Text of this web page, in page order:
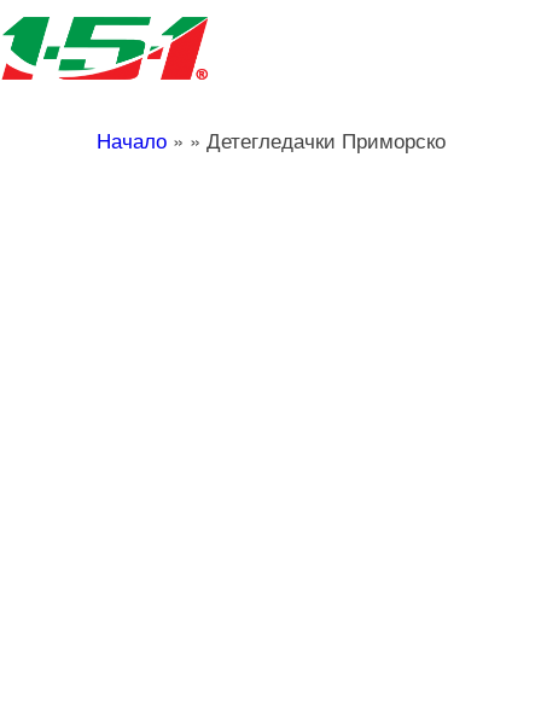
Начало» » Детегледачки Приморско